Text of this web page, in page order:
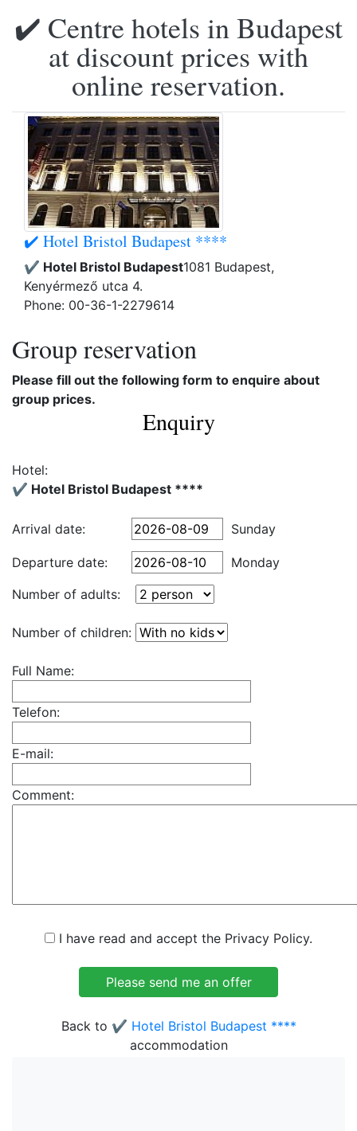
✔️ Centre hotels in Budapest
at discount prices with
online reservation.
✔️ Hotel Bristol Budapest ****
✔️ Hotel Bristol Budapest1081 Budapest,
Kenyérmező utca 4.
Phone: 00-36-1-2279614
Group reservation
Please fill out the following form to enquire about
group prices.
Enquiry
Hotel:
✔️ Hotel Bristol Budapest ****
Arrival date: Sunday
Departure date:
Monday
Number of adults:
Number of children:
Full Name:
Telefon:
E-mail:
Comment:
I have read and accept the Privacy Policy.
Back to ✔️ Hotel Bristol Budapest ****
accommodation